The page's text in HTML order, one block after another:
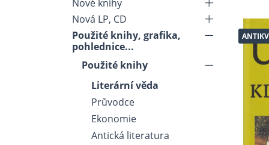
Nové knihy
Nová LP, CD
Použité knihy, grafika,
pohlednice...
Použité knihy
Literární věda
Průvodce
Ekonomie
Antická literatura